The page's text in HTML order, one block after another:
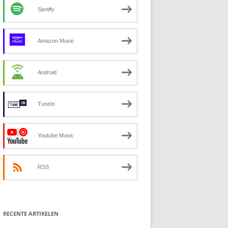
Spotify
Amazon Music
Android
TuneIn
Youtube Music
RSS
RECENTE ARTIKELEN